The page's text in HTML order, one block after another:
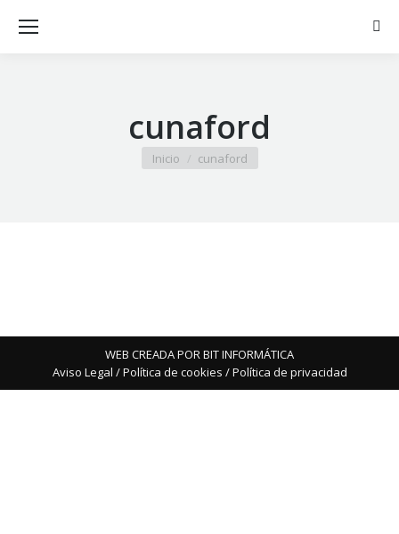
cunaford
Estás aquí:
Inicio cunaford
WEB CREADA POR BIT INFORMÁTICA
Aviso Legal /Política de cookies /Política de privacidad